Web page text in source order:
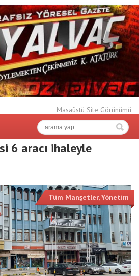
Masaüstü Site Görünümü
6 aracı ihaleyle
Tüm Manşetler,Yönetim